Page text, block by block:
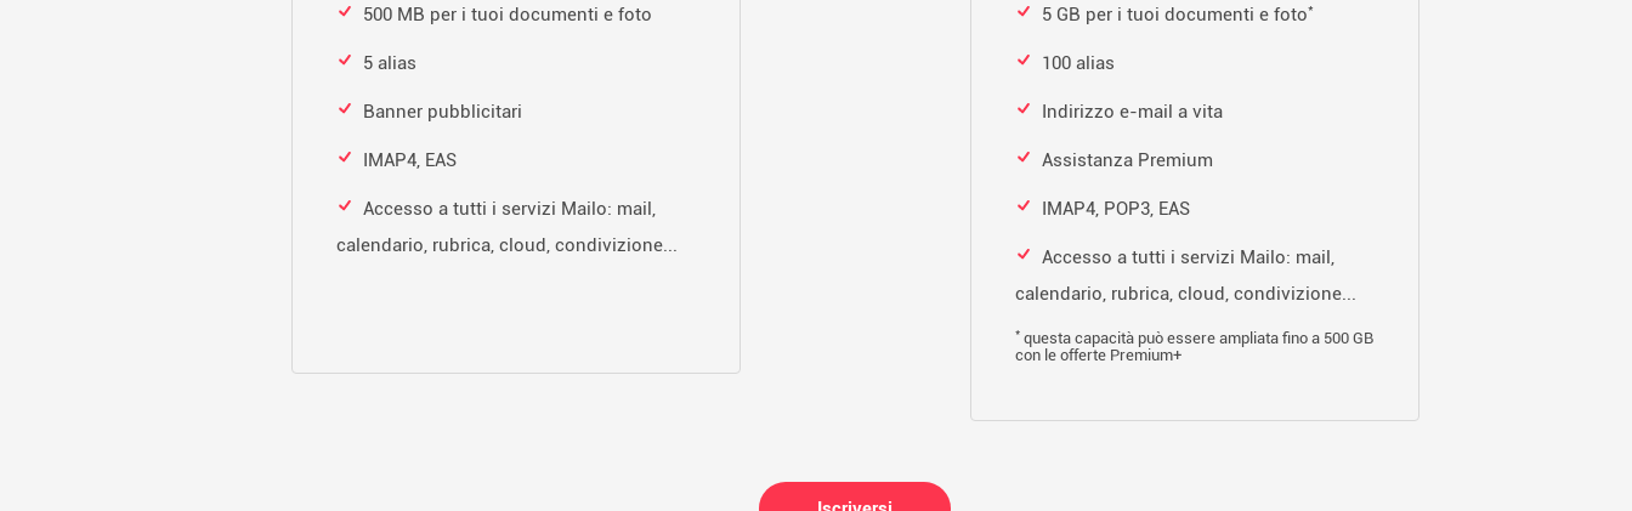
500 MB per i tuoi documenti e foto
5 alias
Banner pubblicitari
IMAP4, EAS
Accesso a tutti i servizi Mailo: mail,
calendario, rubrica, cloud, condivizione...
5 GB per i tuoi documenti e foto*
100 alias
Indirizzo e-mail a vita
Assistanza Premium
IMAP4, POP3, EAS
Accesso a tutti i servizi Mailo: mail,
calendario, rubrica, cloud, condivizione...
*questa capacità può essere ampliata fino a 500 GB
con le offerte Premium+